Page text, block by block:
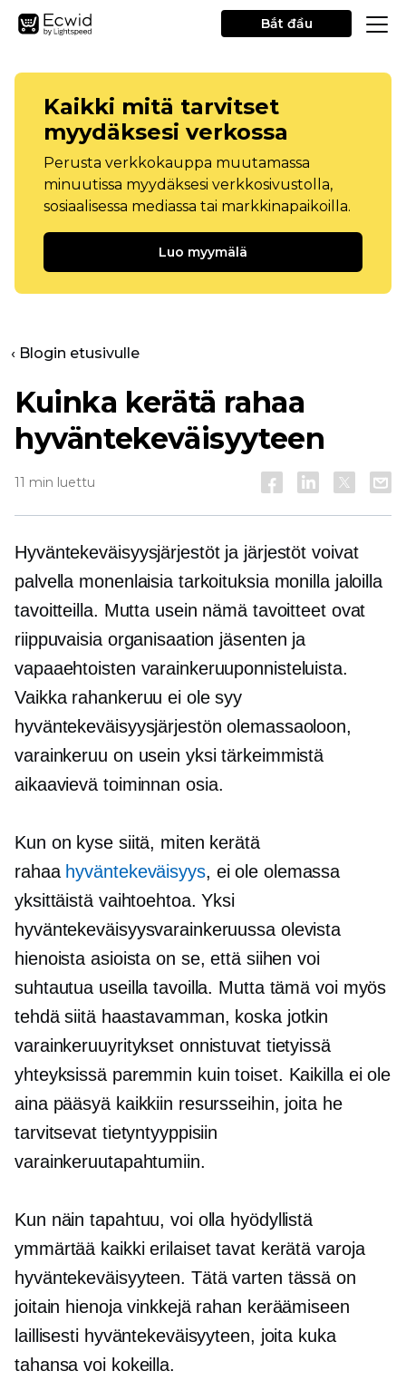
Bắt đầu
Kaikki mitä tarvitset
myydäksesi verkossa
Perusta verkkokauppa muutamassa
minuutissa myydäksesi verkkosivustolla,
sosiaalisessa mediassa tai markkinapaikoilla.
Luo myymälä
‹ Blogin etusivulle
Kuinka kerätä rahaa
hyväntekeväisyyteen
11 min luettu
Hyväntekeväisyysjärjestöt ja järjestöt voivat
palvella monenlaisia ​​tarkoituksia monilla jaloilla
tavoitteilla. Mutta usein nämä tavoitteet ovat
riippuvaisia ​​organisaation jäsenten ja
vapaaehtoisten varainkeruuponnisteluista.
Vaikka rahankeruu ei ole syy
hyväntekeväisyysjärjestön olemassaoloon,
varainkeruu on usein yksi tärkeimmistä
aikaavievä toiminnan osia.
Kun on kyse siitä, miten kerätä
rahaa hyväntekeväisyys, ei ole olemassa
yksittäistä vaihtoehtoa. Yksi
hyväntekeväisyysvarainkeruussa olevista
hienoista asioista on se, että siihen voi
suhtautua useilla tavoilla. Mutta tämä voi myös
tehdä siitä haastavamman, koska jotkin
varainkeruuyritykset onnistuvat tietyissä
yhteyksissä paremmin kuin toiset. Kaikilla ei ole
aina pääsyä kaikkiin resursseihin, joita he
tarvitsevat tietyntyyppisiin
varainkeruutapahtumiin.
Kun näin tapahtuu, voi olla hyödyllistä
ymmärtää kaikki erilaiset tavat kerätä varoja
hyväntekeväisyyteen. Tätä varten tässä on
joitain hienoja vinkkejä rahan keräämiseen
laillisesti hyväntekeväisyyteen, joita kuka
tahansa voi kokeilla.